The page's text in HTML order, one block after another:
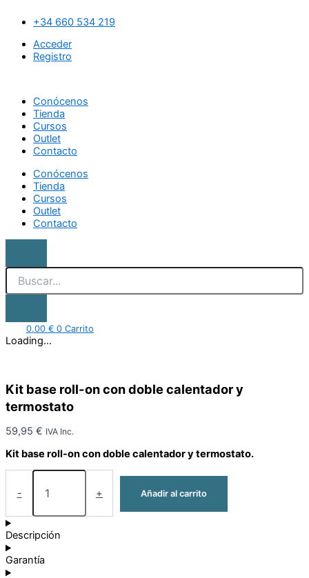
contenido
+34 660 534 219
Acceder
Registro
Conócenos
Tienda
Cursos
Outlet
Contacto
Conócenos
Tienda
Cursos
Outlet
Contacto
0,00 € 0 Carrito
Loading...
Kit base roll-on con doble calentador y
termostato
59,95 € IVA Inc.
Kit base roll-on con doble calentador y termostato.
-
base
termostato
cantidad
+ Añadir al carrito
Descripción
Garantía